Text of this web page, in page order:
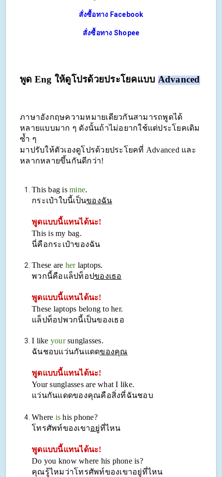
สั่งซื้อทาง Facebook
สั่งซื้อทาง Shopee
พูด Eng ให้ดูโปรด้วยประโยคแบบ Advanced
ภาษาอังกฤษความหมายเดียวกันสามารถพูดได้
หลายแบบมาก ๆ ดังนั้นถ้าไม่อยากใช้แต่ประโยคเดิม
ซ้ำ ๆ
มาปรับให้ตัวเองดูโปรด้วยประโยคที่ Advanced และ
หลากหลายขึ้นกันดีกว่า!
This bag is mine.
กระเป๋าใบนี้เป็นของฉัน
พูดแบบนี้แทนได้นะ!
This is my bag.
นี่คือกระเป๋าของฉัน
These are her laptops.
พวกนี้คือแล็ปท็อปของเธอ
พูดแบบนี้แทนได้นะ!
These laptops belong to her.
แล็ปท็อปพวกนี้เป็นของเธอ
I like yoursunglasses.
ฉันชอบแว่นกันแดดของคุณ
พูดแบบนี้แทนได้นะ!
Your sunglasses are what I like.
แว่นกันแดดของคุณคือสิ่งที่ฉันชอบ
Where ishis phone?
โทรศัพท์ของเขาอยู่ที่ไหน
พูดแบบนี้แทนได้นะ!
Do you know where his phone is?
คุณรู้ไหมว่าโทรศัพท์ของเขาอยู่ที่ไหน